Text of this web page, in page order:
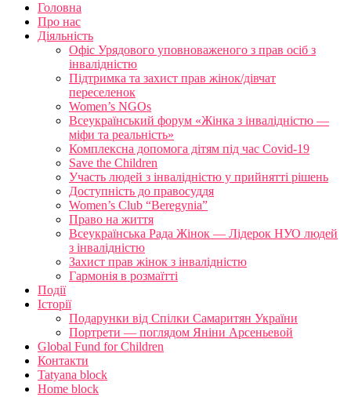
Головна
Про нас
Діяльність
Офіс Урядового уповноваженого з прав осіб з
інвалідністю
Підтримка та захист прав жінок/дівчат
переселенок
Women’s NGOs
Всеукраїнський форум «Жінка з інвалідністю —
міфи та реальність»
Комплексна допомога дітям під час Covid-19
Save the Children
Участь людей з інвалідністю у прийнятті рішень
Доступність до правосуддя
Women’s Club “Beregynia”
Право на життя
Всеукраїнська Рада Жінок — Лідерок НУО людей
з інвалідністю
Захист прав жінок з інвалідністю
Гармонія в розмаїтті
Події
Історії
Подарунки від Спілки Самаритян України
Портрети — поглядом Яніни Арсеньевой
Global Fund for Children
Контакти
Tatyana block
Home block